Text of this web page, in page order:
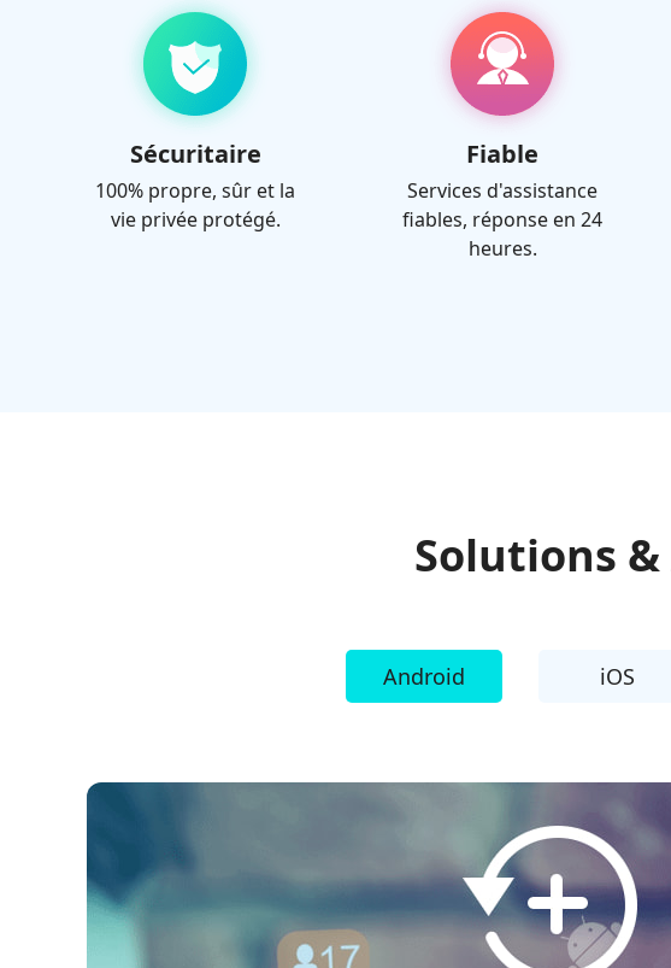
Sécuritaire
100% propre, sûr et la
vie privée protégé.
Fiable
Services d'assistance
fiables, réponse en 24
heures.
Solutions &
Android iOS